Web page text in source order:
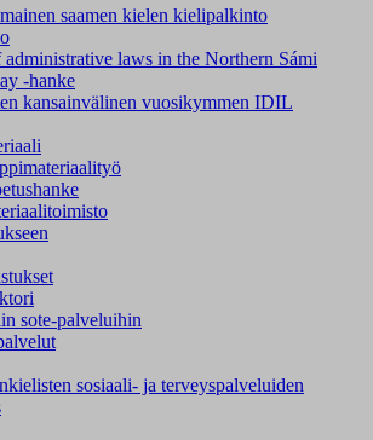
saamen kielen kielipalkinto
laws in the Northern Sámi
-hanke
kansainvälinen vuosikymmen IDIL
sote-palveluihin
sosiaali- ja terveyspalveluiden